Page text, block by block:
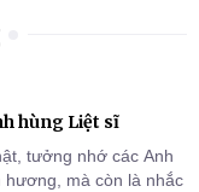
hùng Liệt sĩ
tưởng nhớ các Anh
hương, mà còn là nhắc